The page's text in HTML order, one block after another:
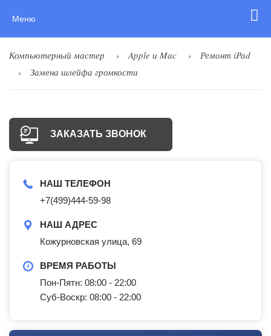
Меню
Компьютерный мастер Apple и Mac
Ремонт iPad
Замена шлейфа громкости
ЗАКАЗАТЬ ЗВОНОК
НАШ ТЕЛЕФОН
+7(499)444-59-98
НАШ АДРЕС
Кожурновская улица, 69
ВРЕМЯ РАБОТЫ
Пон-Пятн: 08:00 - 22:00
Суб-Воскр: 08:00 - 22:00